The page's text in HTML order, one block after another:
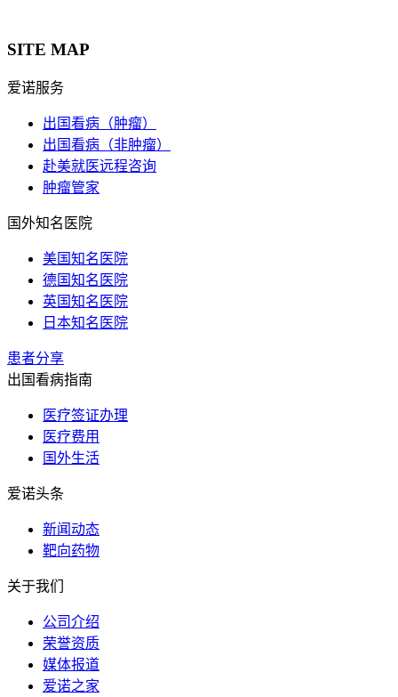
SITE MAP
爱诺服务
出国看病（肿瘤）
出国看病（非肿瘤）
赴美就医远程咨询
肿瘤管家
国外知名医院
美国知名医院
德国知名医院
英国知名医院
日本知名医院
患者分享
出国看病指南
医疗签证办理
医疗费用
国外生活
爱诺头条
新闻动态
靶向药物
关于我们
公司介绍
荣誉资质
媒体报道
爱诺之家